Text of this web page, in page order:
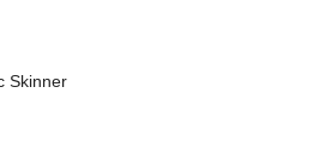
Skinner